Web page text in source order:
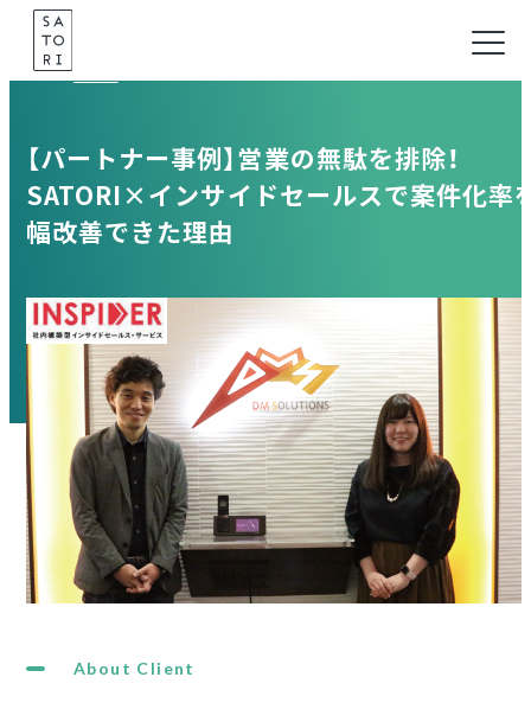
Skip
content
【パートナー事例】営業の無駄を排除！
SATORI×インサイドセールスで案件化率
幅改善できた理由
About Client